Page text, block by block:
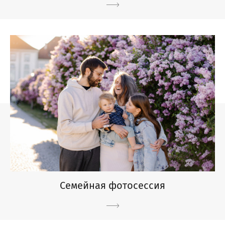
Семейная фотосессия